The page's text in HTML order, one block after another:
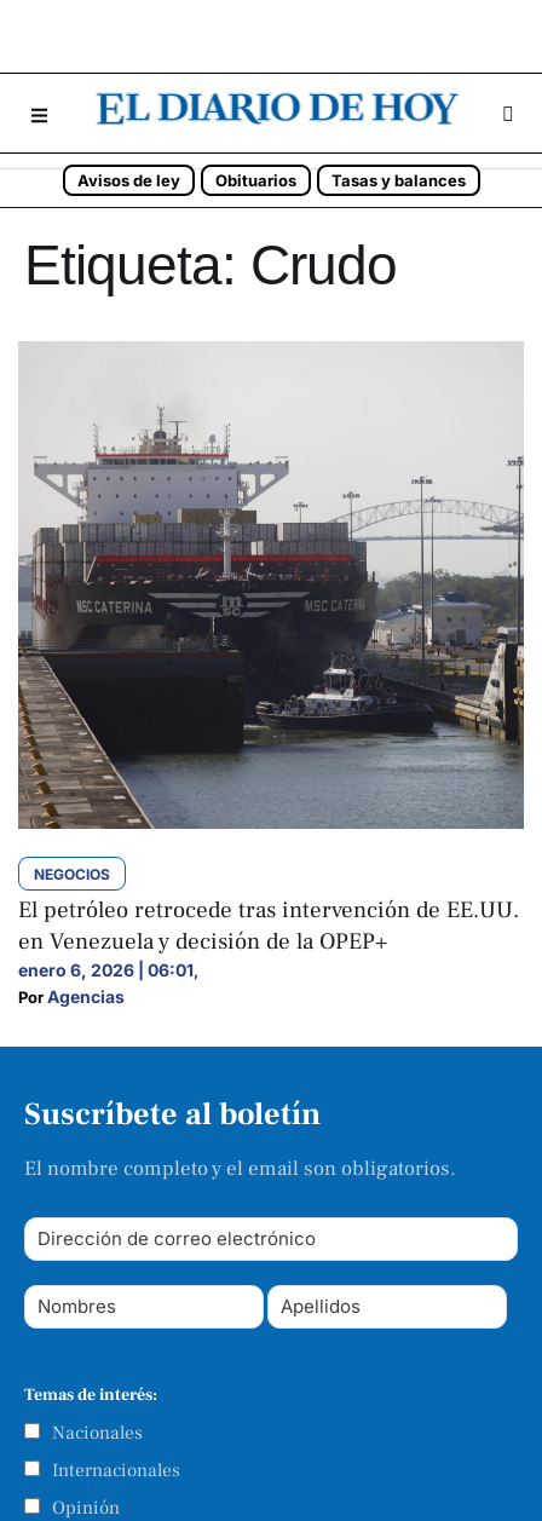
Avisos de ley Obituarios Tasas y balances
Etiqueta: Crudo
NEGOCIOS
El petróleo retrocede tras intervención de EE.UU.
en Venezuela y decisión de la OPEP+
enero 6, 2026 | 06:01,
Por Agencias
Suscríbete al boletín
El nombre completo y el email son obligatorios.
Temas de interés:
Nacionales
Internacionales
Opinión